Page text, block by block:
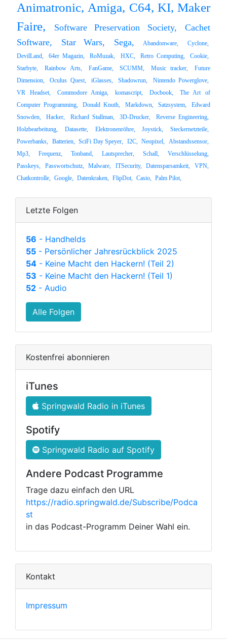
Animatronic, Amiga, C64, KI, Maker
Faire,
Software Preservation Society,
Cachet
Software,
Star Wars, Sega, Abandonware,
Cyclone,
DevilLand,
64er Magazin, RoMuzak, HXC, Retro Computing,
Cookie,
Starbyte,
Rainbow Arts, FanGame, SCUMM, Music tracker,
Future
Dimension,
Oculus Quest, iGlasses, Shadowrun,
Nintendo Powerglove,
VR Headset,
Commodore Amiga, komascript, Docbook,
The Art of
Computer Programming,
Donald Knuth, Markdown, Satzsystem,
Edward
Snowden,
Hacker, Richard Stallman, 3D-Drucker,
Reverse Engineering,
Holzbearbeitung,
Datasette, Elektronenröhre, Joystick,
Steckernetzteile,
Powerbanks, Batterien, SciFi Day Speyer, I2C, Neopixel, Abstandssensor,
Mp3,
Frequenz, Tonband, Lautsprecher, Schall,
Verschlüsselung,
Passkeys,
Passwortschutz, Malware, ITSecurity, Datensparsamkeit,
VPN,
Chatkontrolle, Google, Datenkraken, FlipDot, Casio, Palm Pilot,
Letzte Folgen
56 - Handhelds
55 - Persönlicher Jahresrückblick 2025
54 - Keine Macht den Hackern! (Teil 2)
53 - Keine Macht den Hackern! (Teil 1)
52 - Audio
Alle Folgen
Kostenfrei abonnieren
iTunes
Springwald Radio in iTunes
Spotify
Springwald Radio auf Spotify
Andere Podcast Programme
Trage dazu einfach den URL
https://radio.springwald.de/Subscribe/Podca
st
in das Podcast-Programm Deiner Wahl ein.
Kontakt
Impressum